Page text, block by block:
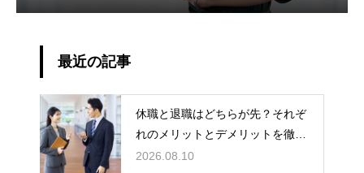
最近の記事
休職と退職はどちらが先？それぞ
れのメリットとデメリットを徹底
解説
2026.08.10